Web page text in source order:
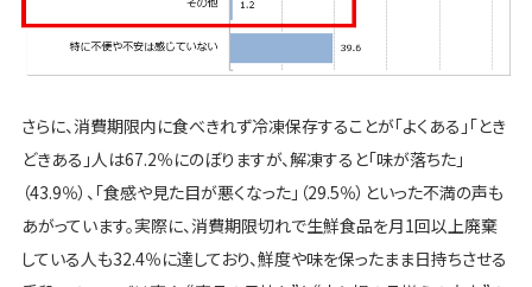
さらに、消費期限内に食べきれず冷凍保存することが「よくある」「とき
どきある」人は67.2％にのぼりますが、解凍すると「味が落ちた」
（43.9％）、「食感や見た目が悪くなった」（29.5％）といった不満の声も
あがっています。実際に、消費期限切れで生鮮食品を月1回以上廃棄
している人も32.4％に達しており、鮮度や味を保ったまま日持ちさせる